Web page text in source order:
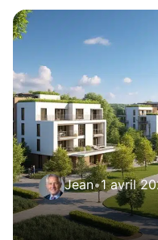
Jean•1 avril